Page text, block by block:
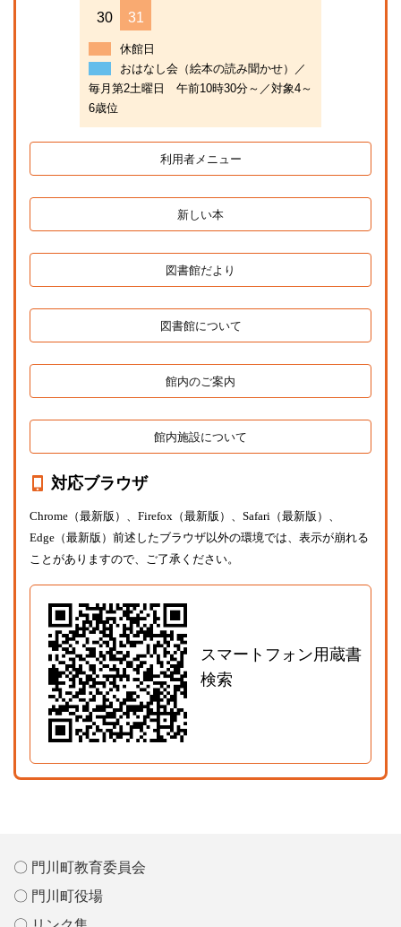
30
31
休館日
おはなし会（絵本の読み聞かせ）／
毎月第2土曜日 午前10時30分～／対象4～
6歳位
利用者メニュー
新しい本
図書館だより
図書館について
館内のご案内
館内施設について
対応ブラウザ
Chrome（最新版）、Firefox（最新版）、Safari（最新版）、
Edge（最新版）前述したブラウザ以外の環境では、表示が崩れる
ことがありますので、ご了承ください。
スマートフォン用蔵書
検索
〇 門川町教育委員会
〇 門川町役場